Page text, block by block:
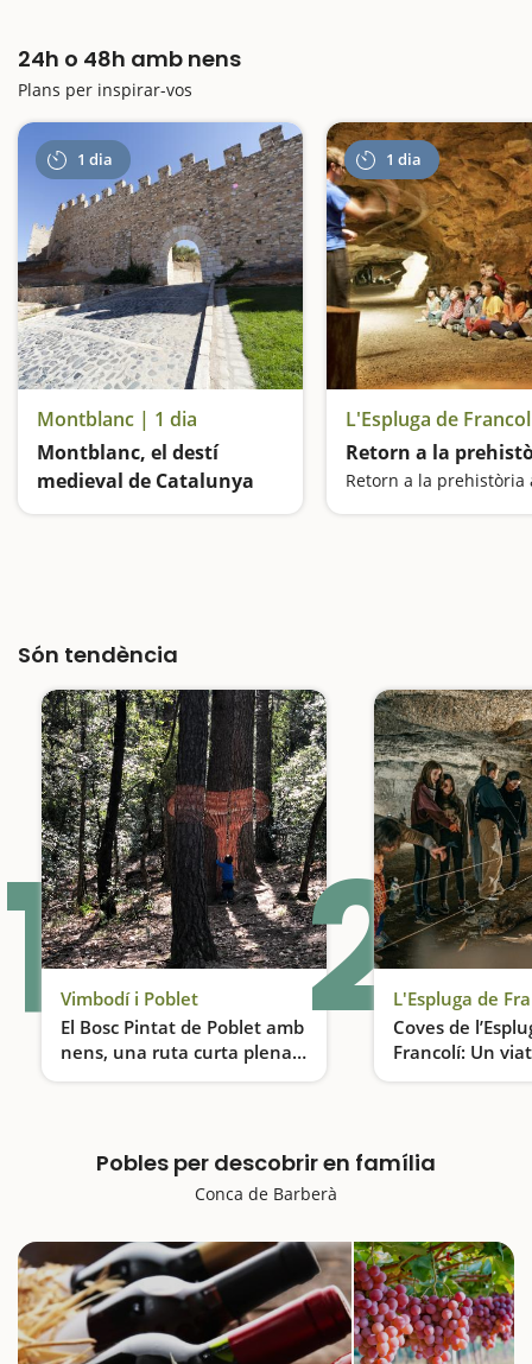
24h o 48h amb nens
Plans per inspirar-vos
1 dia
Montblanc | 1 dia
Montblanc, el destí
medieval de Catalunya
1 dia
Retorn a la
Són tendència
1Vimbodí i Poblet
El Bosc Pintat de Poblet amb
nens, una ruta curta plena
de sorpreses
Una excursió ideal per fer amb nens
2L'Espluga de
Coves de
Francolí: Un
prehistòria
Pobles per descobrir en família
Conca de Barberà